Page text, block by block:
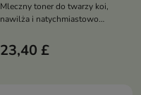
Mleczny toner do twarzy koi,
nawilża i natychmiastowo
komfortu. Formuła z ceramidem
NP, cholesterolem, pantenolem,
23,40 £